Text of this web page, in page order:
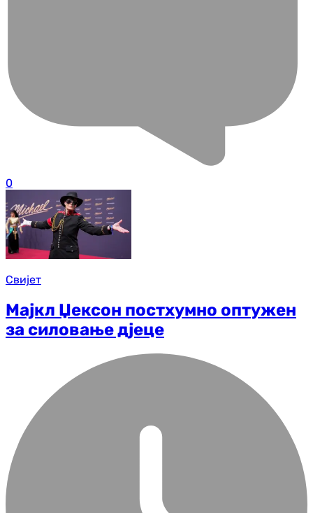
0
Свијет
Мајкл Џексон постхумно оптужен
за силовање дјеце